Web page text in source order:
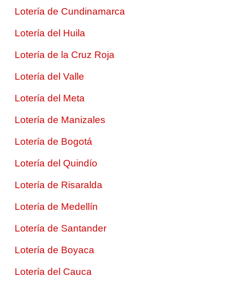
Lotería de Cundinamarca
Lotería del Huila
Lotería de la Cruz Roja
Lotería del Valle
Lotería del Meta
Lotería de Manizales
Lotería de Bogotá
Lotería del Quindío
Lotería de Risaralda
Lotería de Medellín
Lotería de Santander
Lotería de Boyaca
Lotería del Cauca